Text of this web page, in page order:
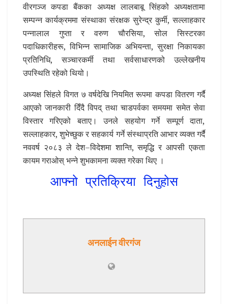
वीरगञ्ज कपडा बैंकका अध्यक्ष लालबाबू सिंहको अध्यक्षतामा
सम्पन्न कार्यक्रममा संस्थाका संरक्षक सुरेन्द्र कुर्मी, सल्लाहकार
पन्नालाल गुप्ता र वरुण चौरसिया, सोल सिस्टरका
पदाधिकारीहरू, विभिन्न सामाजिक अभियन्ता, सुरक्षा निकायका
प्रतिनिधि, सञ्चारकर्मी तथा सर्वसाधारणको उल्लेखनीय
उपस्थिति रहेको थियो।
अध्यक्ष सिंहले विगत ७ वर्षदेखि नियमित रूपमा कपडा वितरण गर्दै
आएको जानकारी दिँदै विपद् तथा चाडपर्वका समयमा समेत सेवा
विस्तार गरिएको बताए। उनले सहयोग गर्ने सम्पूर्ण दाता,
सल्लाहकार, शुभेच्छुक र सहकार्य गर्ने संस्थाप्रति आभार व्यक्त गर्दै
नववर्ष २०८३ ले देश–विदेशमा शान्ति, समृद्धि र आपसी एकता
कायम गराओस् भन्ने शुभकामना व्यक्त गरेका थिए ।
आफ्नो प्रतिक्रिया दिनुहोस
अनलाईन वीरगंज